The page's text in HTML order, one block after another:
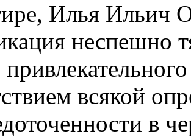
Илья Ильич
неспешно
всякой
в